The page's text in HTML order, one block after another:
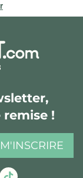
remise !
M'INSCRIRE